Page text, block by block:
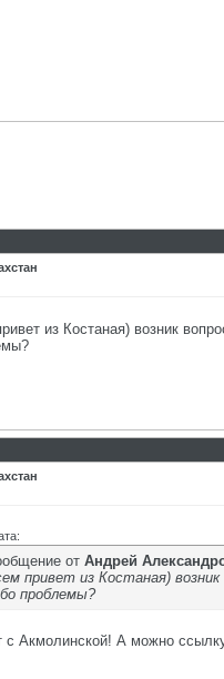
из Костаная) возник
от Андрей
привет из Костаная)
проблемы?
с Акмолинской! А можно